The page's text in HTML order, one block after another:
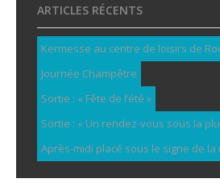
ARTICLES RÉCENTS
Kermesse au centre de loisirs de
Journée Champêtre
Sortie : « Fête de l’été »
Sortie : « Un rendez-vous sous la
Après-midi placé sous le signe de la